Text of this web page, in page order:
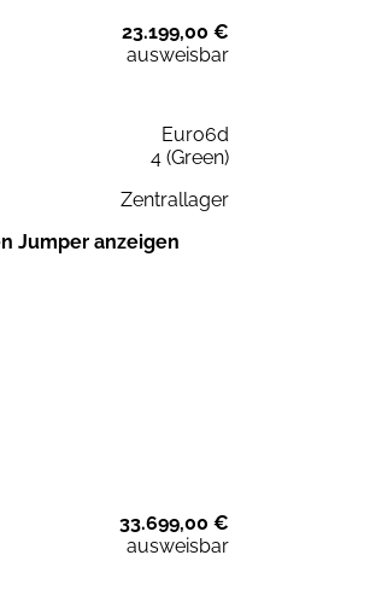
23.199,00 €
ausweisbar
Euro6d
4 (Green)
Zentrallager
Jumper anzeigen
33.699,00 €
ausweisbar